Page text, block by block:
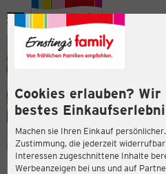
Cookies erlauben?
bestes
Machen sie Ihren Einkauf
Zustimmung, die jederzeit
Interessen zugeschnittene Inhalte
Werbeanzeigen bei uns und auf
Menü